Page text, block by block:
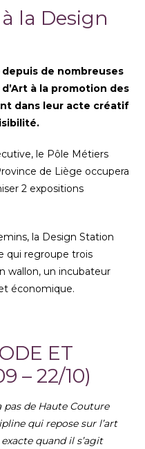
la Design
de nombreuses
à la promotion des
dans leur acte créatif
le Pôle Métiers
de Liège occupera
2 expositions
la Design Station
qui regroupe trois
wallon, un incubateur
économique.
ET
– 22/10)
pas de Haute Couture
qui repose sur l’art
quand il s’agit